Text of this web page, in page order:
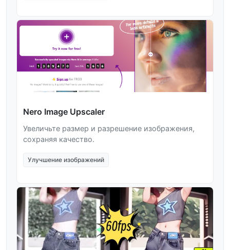
Nero Image Upscaler
Увеличьте размер и разрешение изображения,
сохраняя качество.
Улучшение изображений